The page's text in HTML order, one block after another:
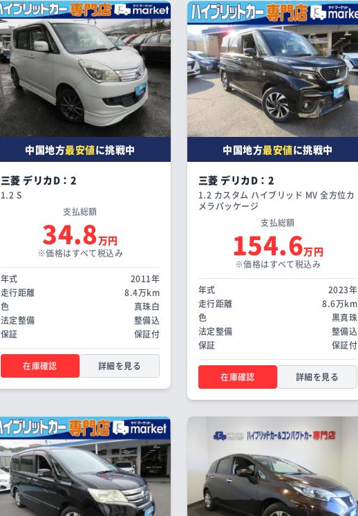
中国地方最安値に挑戦中
三菱 デリカD：2
1.2 S
支払総額
34.8万円
※価格はすべて税込み
年式
2011年
走行距離
8.4万km
色
真珠白
法定整備
整備込
保証
保証付
在庫確認 詳細を見る
中国地方最安値に挑戦中
三菱 デリカD：2
1.2 カスタム ハイブリッド MV 全方位カ
メラパッケージ
支払総額
154.6万円
※価格はすべて税込み
年式
2023年
走行距離
8.6万km
色
黒真珠
法定整備
整備込
保証
保証付
在庫確認 詳細を見る